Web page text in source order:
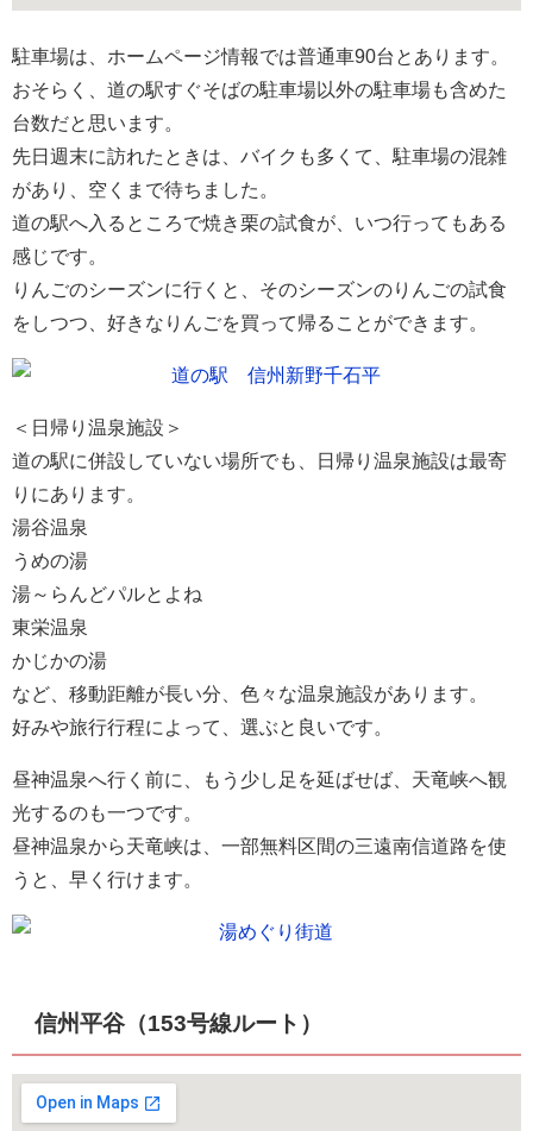
駐車場は、ホームページ情報では普通車90台とあります。
おそらく、道の駅すぐそばの駐車場以外の駐車場も含めた
台数だと思います。
先日週末に訪れたときは、バイクも多くて、駐車場の混雑
があり、空くまで待ちました。
道の駅へ入るところで焼き栗の試食が、いつ行ってもある
感じです。
りんごのシーズンに行くと、そのシーズンのりんごの試食
をしつつ、好きなりんごを買って帰ることができます。
＜日帰り温泉施設＞
道の駅に併設していない場所でも、日帰り温泉施設は最寄
りにあります。
湯谷温泉
うめの湯
湯～らんどパルとよね
東栄温泉
かじかの湯
など、移動距離が長い分、色々な温泉施設があります。
好みや旅行行程によって、選ぶと良いです。
昼神温泉へ行く前に、もう少し足を延ばせば、天竜峡へ観
光するのも一つです。
昼神温泉から天竜峡は、一部無料区間の三遠南信道路を使
うと、早く行けます。
信州平谷（153号線ルート）